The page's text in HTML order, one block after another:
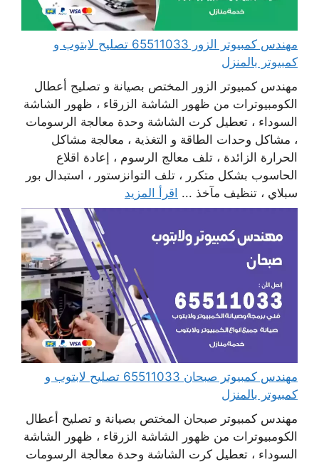
مهندس كمبيوتر الزور 65511033 تصليح لابتوب و
كمبيوتر بالمنزل
مهندس كمبيوتر الزور المختص بصيانة و تصليح أعطال
الكومبيوترات من ظهور الشاشة الزرقاء ، ظهور الشاشة
السوداء ، تعطيل كرت الشاشة وحدة معالجة الرسومات
، مشاكل وحدات الطاقة و التغذية ، معالجة مشاكل
الحرارة الزائدة ، تلف معالج الرسوم ، إعادة اقلاع
الحاسوب بشكل متكرر ، تلف التوانزستور ، استبدال بور
سبلاي ، تنظيف مآخذ ... اقرأ المزيد
مهندس كمبيوتر صبحان 65511033 تصليح لابتوب و
كمبيوتر بالمنزل
مهندس كمبيوتر صبحان المختص بصيانة و تصليح أعطال
الكومبيوترات من ظهور الشاشة الزرقاء ، ظهور الشاشة
السوداء ، تعطيل كرت الشاشة وحدة معالجة الرسومات